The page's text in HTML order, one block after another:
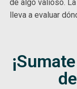
de algo valioso.
lleva a evaluar